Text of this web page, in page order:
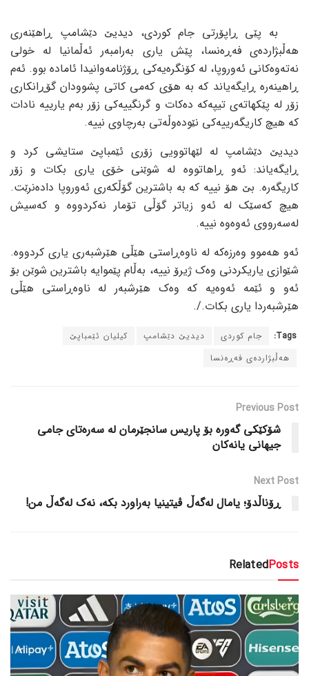
بە پێی ڕاپۆرتی جام کوردی، دیدیێ دێشامپ ڕاهێنەری
هەڵبژاردەی فەڕەنسا، پێش یاری بەرامبەر ئەڵمانیا لە خولی
نەتەوەکانی ئەوروپا، لە کۆنگرەیەکی ڕۆژنامەوانیدا ئامادە بوو. ئەم
ڕاهینەرە ڕایگەیاند که به هۆی کەمی کاتی پشوودان گۆڕانکاری
زۆر له پێکهاتەی تیپەکە دەکات و گرنگییەکی زۆر بەم یارییه نادات
که هیچ کاریگەرییەکی نێودەوڵەتی بەرچاوی نییه.
دیدیێ دێشامپ لە لێهاتوویی زۆری ئێمباپێ ستایشی کرد و
ڕایگەیاند: ئەو ڕاهاتووە لە شوێنی خۆی یاری بکات و زۆر
کاریگەرە. بێ هۆ نییە کە بە باشترین گۆڵکەری ئەوروپا دادەنرێت.
هیچ کەسێک لە ئەو زیاتر گۆڵی تۆمار نەکردووە و کەسیش
لەسەرووی ئەوەوە نییە.
ئەو هەموو وەرزەکە لە ناوەڕاستی هێڵی هێرشبەری یاری کردووە.
شێوازی یاریکردنی وەک ژیرۆ نییە، بەڵام پێموایە باشترین شوێن بۆ
ئەو و ئێمە ئەوەیە کە وەک هێرشبەر لە ناوەڕاستی هێڵی
هێرشبەردا یاری بکات./.
Tags: جام کوردی دیدیێ دێشامپ
کیلیان ئێمباپێ
هەڵبژاردەی فەڕەنسا
Previous Post
شۆکێکی گەورە بۆ پاریس سانجێرمان لە سەرەتای جامی
جیهانی یانەکان
Next Post
ڕۆناڵدۆ؛ یامال لەگەڵ ڤیتینیا بەراورد بکە، نەک لەگەڵ من!
RelatedPosts